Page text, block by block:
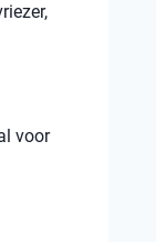
voor